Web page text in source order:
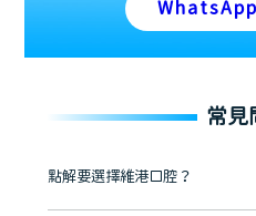
常見
點解要選擇維港口腔？
維港口腔踐行「醫道濟世」的大學